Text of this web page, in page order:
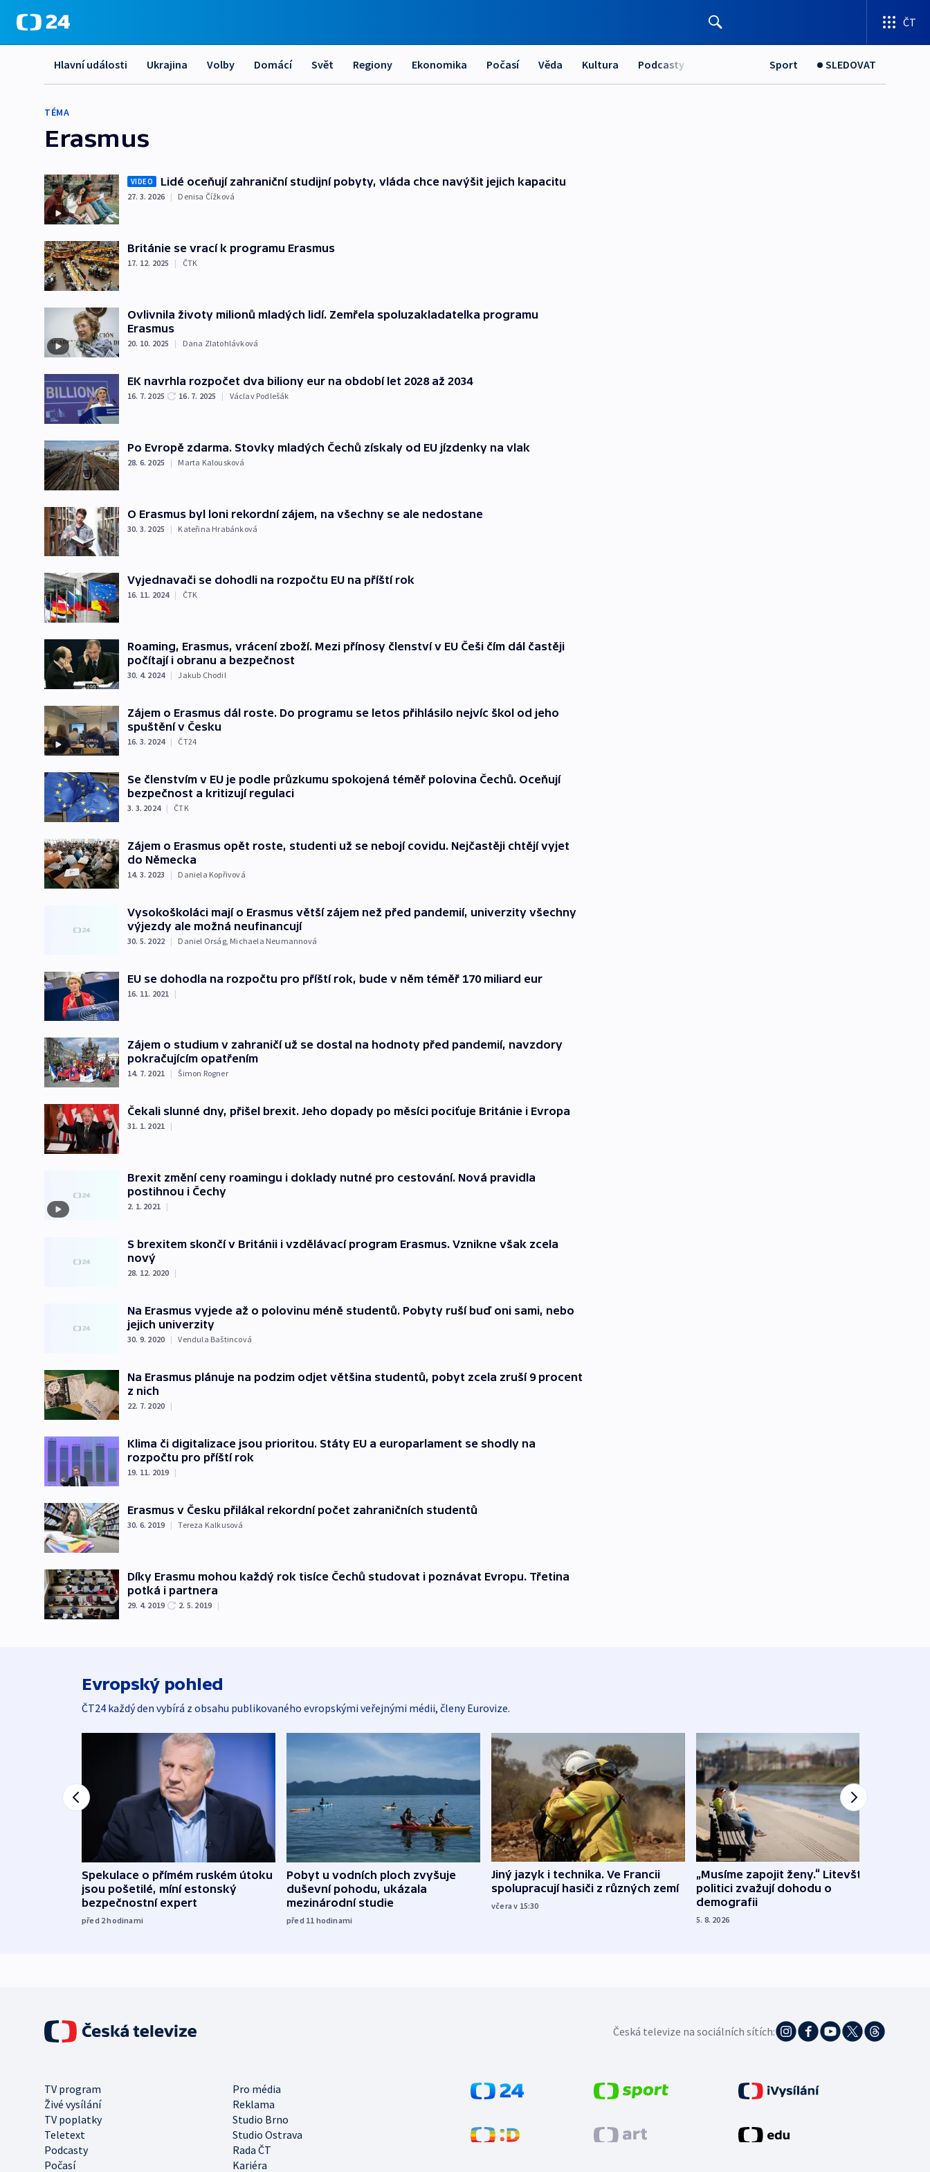
ČT
Hlavní události Ukrajina Volby Domácí Svět Regiony Ekonomika Počasí Věda Kultura Podcasty Sport SLEDOVAT
TÉMA
Erasmus
VIDEO Lidé oceňují zahraniční studijní pobyty, vláda chce navýšit jejich kapacitu
27. 3. 2026 | Denisa Čížková
Británie se vrací k programu Erasmus
17. 12. 2025 | ČTK
Ovlivnila životy milionů mladých lidí. Zemřela spoluzakladatelka programu
Erasmus
20. 10. 2025 | Dana Zlatohlávková
EK navrhla rozpočet dva biliony eur na období let 2028 až 2034
16. 7. 2025 16. 7. 2025 | Václav Podlešák
Po Evropě zdarma. Stovky mladých Čechů získaly od EU jízdenky na vlak
28. 6. 2025 | Marta Kalousková
O Erasmus byl loni rekordní zájem, na všechny se ale nedostane
30. 3. 2025 | Kateřina Hrabánková
Vyjednavači se dohodli na rozpočtu EU na příští rok
16. 11. 2024 | ČTK
Roaming, Erasmus, vrácení zboží. Mezi přínosy členství v EU Češi čím dál častěji
počítají i obranu a bezpečnost
30. 4. 2024 | Jakub Chodil
Zájem o Erasmus dál roste. Do programu se letos přihlásilo nejvíc škol od jeho
spuštění v Česku
16. 3. 2024 | ČT24
Se členstvím v EU je podle průzkumu spokojená téměř polovina Čechů. Oceňují
bezpečnost a kritizují regulaci
3. 3. 2024 | ČTK
Zájem o Erasmus opět roste, studenti už se nebojí covidu. Nejčastěji chtějí vyjet
do Německa
14. 3. 2023 | Daniela Kopřivová
Vysokoškoláci mají o Erasmus větší zájem než před pandemií, univerzity všechny
výjezdy ale možná neufinancují
30. 5. 2022 | Daniel Orság, Michaela Neumannová
EU se dohodla na rozpočtu pro příští rok, bude v něm téměř 170 miliard eur
16. 11. 2021 |
Zájem o studium v zahraničí už se dostal na hodnoty před pandemií, navzdory
pokračujícím opatřením
14. 7. 2021 | Šimon Rogner
Čekali slunné dny, přišel brexit. Jeho dopady po měsíci pociťuje Británie i Evropa
31. 1. 2021 |
Brexit změní ceny roamingu i doklady nutné pro cestování. Nová pravidla
postihnou i Čechy
2. 1. 2021 |
S brexitem skončí v Británii i vzdělávací program Erasmus. Vznikne však zcela
nový
28. 12. 2020 |
Na Erasmus vyjede až o polovinu méně studentů. Pobyty ruší buď oni sami, nebo
jejich univerzity
30. 9. 2020 | Vendula Baštincová
Na Erasmus plánuje na podzim odjet většina studentů, pobyt zcela zruší 9 procent
z nich
22. 7. 2020 |
Klima či digitalizace jsou prioritou. Státy EU a europarlament se shodly na
rozpočtu pro příští rok
19. 11. 2019 |
Erasmus v Česku přilákal rekordní počet zahraničních studentů
30. 6. 2019 | Tereza Kalkusová
Díky Erasmu mohou každý rok tisíce Čechů studovat i poznávat Evropu. Třetina
potká i partnera
29. 4. 2019 2. 5. 2019 |
Evropský pohled
ČT24 každý den vybírá z obsahu publikovaného evropskými veřejnými médii, členy Eurovize.
Spekulace o přímém ruském útoku
jsou pošetilé, míní estonský
bezpečnostní expert
před 2hodinami
Pobyt u vodních ploch zvyšuje
duševní pohodu, ukázala
mezinárodní studie
před 11 hodinami
Jiný jazyk i technika. Ve Francii
spolupracují hasiči z různých zemí
včera v 15:30
„Musíme zapojit ženy.“ Litevští
politici zvažují dohodu o
demografii
5. 8. 2026
Česká televize na sociálních sítích:
TV program
Pro média
Živé vysílání
Reklama
TV poplatky
Studio Brno
Teletext
Studio Ostrava
Podcasty
Rada ČT
Počasí
Kariéra